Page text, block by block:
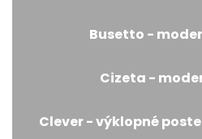
Busetto -
Cizeta -
Clever - výklopné